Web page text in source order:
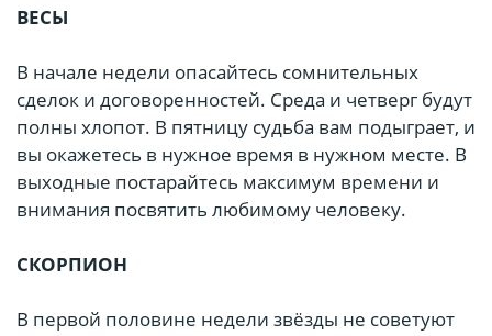
ВЕСЫ
В начале недели опасайтесь сомнительных
сделок и договоренностей. Среда и четверг будут
полны хлопот. В пятницу судьба вам подыграет, и
вы окажетесь в нужное время в нужном месте. В
выходные постарайтесь максимум времени и
внимания посвятить любимому человеку.
СКОРПИОН
В первой половине недели звёзды не советуют